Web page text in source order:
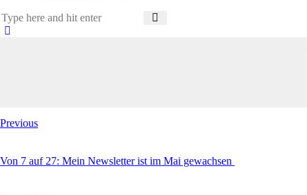
Beitragsnavigation
Previous
Von 7 auf 27: Mein Newsletter ist im Mai gewachsen